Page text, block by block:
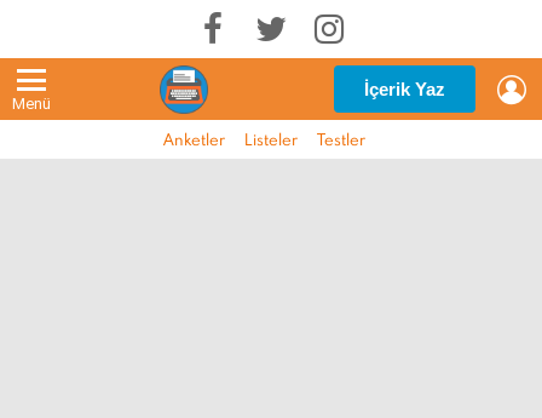
Menü
İçerik Yaz
Anketler Listeler Testler